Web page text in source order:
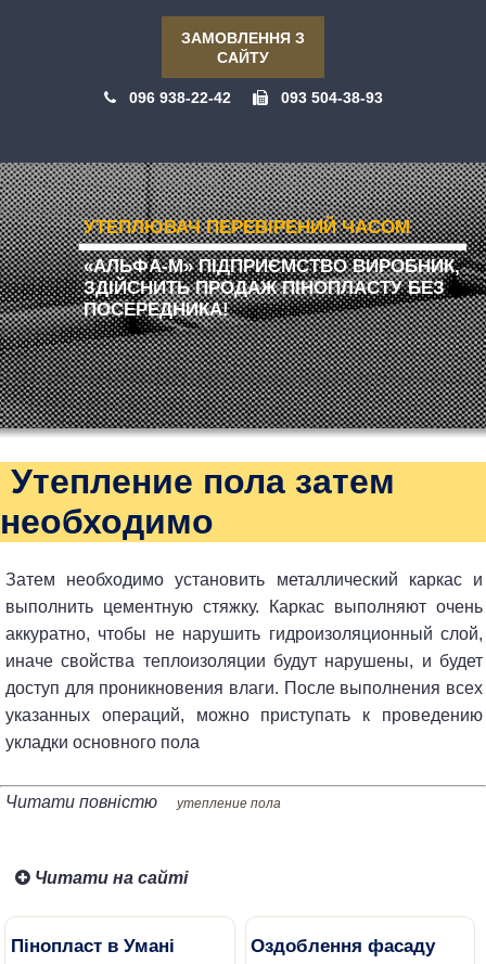
ЗАМОВЛЕННЯ З
САЙТУ
096 938-22-42 093 504-38-93
УТЕПЛЮВАЧ ПЕРЕВІРЕНИЙ ЧАСОМ
«АЛЬФА-М» ПІДПРИЄМСТВО ВИРОБНИК,
ЗДІЙСНИТЬ ПРОДАЖ ПІНОПЛАСТУ БЕЗ
ПОСЕРЕДНИКА!
Утепление пола затем
необходимо
Затем необходимо установить металлический каркас и
выполнить цементную стяжку. Каркас выполняют очень
аккуратно, чтобы не нарушить гидроизоляционный слой,
иначе свойства теплоизоляции будут нарушены, и будет
доступ для проникновения влаги. После выполнения всех
указанных операций, можно приступать к проведению
укладки основного пола
Читати повністю утепление пола
Читати на сайті
Пінопласт в Умані Оздоблення фасаду